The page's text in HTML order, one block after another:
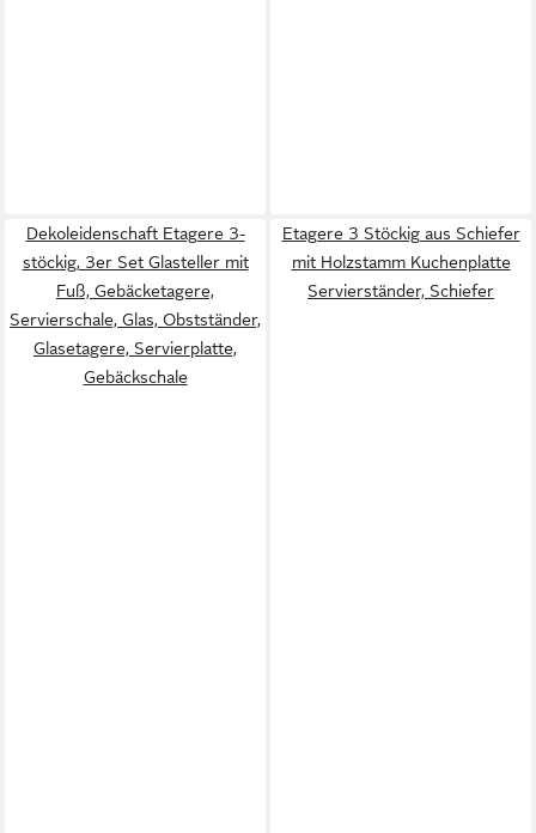
Dekoleidenschaft Etagere 3-
stöckig, 3er Set Glasteller mit
Fuß, Gebäcketagere,
Servierschale, Glas, Obstständer,
Glasetagere, Servierplatte,
Gebäckschale
Etagere 3 Stöckig aus Schiefer
mit Holzstamm Kuchenplatte
Servierständer, Schiefer